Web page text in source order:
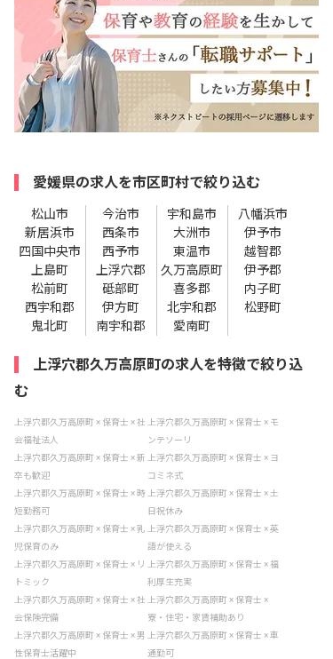
愛媛県の求人を市区町村で絞り込む
松山市 今治市 宇和島市
八幡浜市
新居浜市
西条市 大洲市
伊予市
四国中央市
西予市 東温市
越智郡
上島町
上浮穴郡 久万高原町
伊予郡
松前町
砥部町 喜多郡
内子町
西宇和郡
伊方町 北宇和郡
松野町
鬼北町
南宇和郡 愛南町
上浮穴郡久万高原町の求人を特徴で絞り込
む
上浮穴郡久万高原町 × 保育士 × 社
会福祉法人
上浮穴郡久万高原町 × 保育士 × モ
ンテソーリ
上浮穴郡久万高原町 × 保育士 × 新
卒も歓迎
上浮穴郡久万高原町 × 保育士 × ヨ
コミネ式
上浮穴郡久万高原町 × 保育士 × 時
短勤務可
上浮穴郡久万高原町 × 保育士 × 土
日祝休み
上浮穴郡久万高原町 × 保育士 × 乳
児保育のみ
上浮穴郡久万高原町 × 保育士 × 英
語が使える
上浮穴郡久万高原町 × 保育士 × リ
トミック
上浮穴郡久万高原町 × 保育士 × 福
利厚生充実
上浮穴郡久万高原町 × 保育士 × 社
会保険完備
上浮穴郡久万高原町 × 保育士 ×
寮・住宅・家賃補助あり
上浮穴郡久万高原町 × 保育士 × 男
性保育士活躍中
上浮穴郡久万高原町 × 保育士 × 車
通勤可